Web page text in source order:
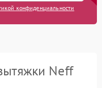
конфиденциальности
Neff